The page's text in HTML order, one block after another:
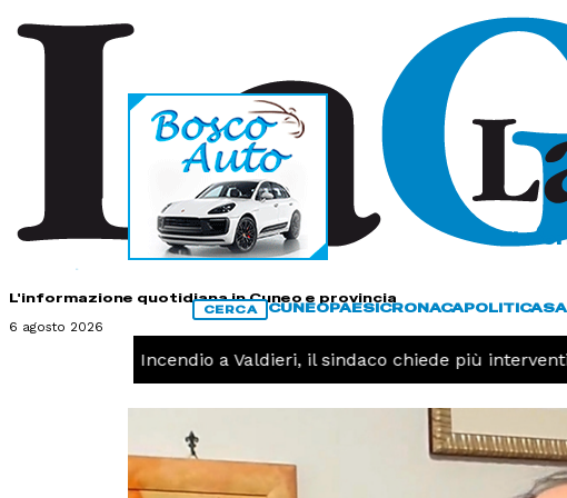
L'informazione quotidiana in Cuneo e provincia
6 agosto 2026
CERCA CUNEOPAESICRONACAPOLITICA
Incendio a Valdieri, il sindaco chiede più interventi